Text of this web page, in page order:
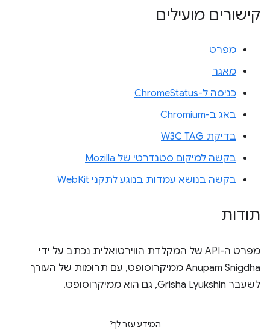
קישורים מועילים
מפרט
מאגר
כניסה ל-ChromeStatus
באג ב-Chromium
בדיקת W3C TAG
בקשה למיקום סטנדרטי של Mozilla
בקשה בנושא עמדות בנוגע לתקני WebKit
תודות
מפרט ה-API של המקלדת הווירטואלית נכתב על ידי
Anupam Snigdha ממיקרוסופט, עם תרומות של העורך
לשעבר Grisha Lyukshin, גם הוא ממיקרוסופט.
המידע עזר לך?